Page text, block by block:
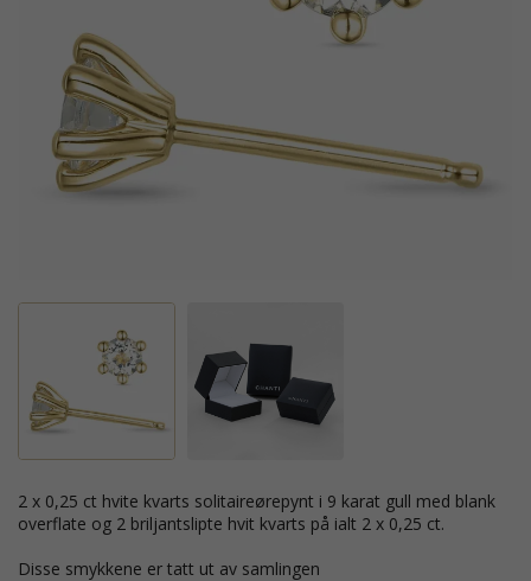
2 x 0,25 ct hvite kvarts solitaireørepynt i 9 karat gull med blank
overflate og 2 briljantslipte hvit kvarts på ialt 2 x 0,25 ct.
Disse smykkene er tatt ut av samlingen